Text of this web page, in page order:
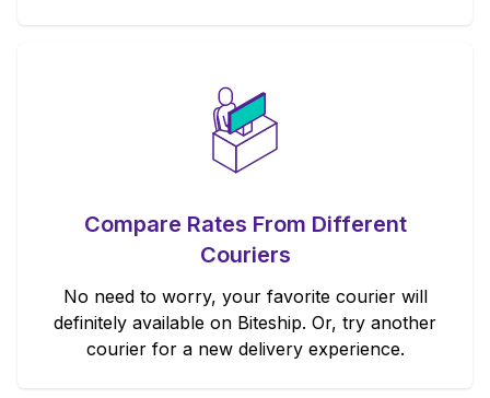
Compare Rates From Different
Couriers
No need to worry, your favorite courier will
definitely available on Biteship. Or, try another
courier for a new delivery experience.